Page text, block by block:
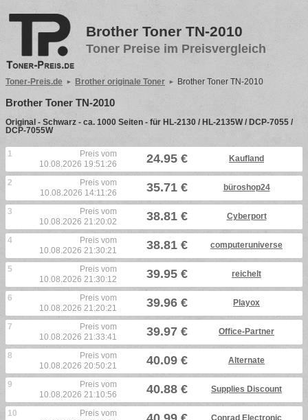
Brother Toner TN-2010
Toner Preise im Preisvergleich
Toner-Preis.de Brother originale Toner Brother Toner TN-2010
Brother Toner TN-2010
Original - Schwarz - ca. 1000 Seiten - für HL-2130 / HL-2135W / DCP-7055 /
DCP-7055W
1
Preis vom
10.08.2026 19:51:26
24.95 € Kaufland
2
Preis vom
10.08.2026 14:11:26
35.71 € büroshop24
3
Preis vom
10.08.2026 21:20:02
38.81 € Cyberport
4
Preis vom
10.08.2026 21:30:21
38.81 € computeruniverse
5
Preis vom
10.08.2026 21:30:12
39.95 € reichelt
6
Preis vom
10.08.2026 21:20:21
39.96 € Playox
7
Preis vom
10.08.2026 21:33:41
39.97 € Office-Partner
8
Preis vom
10.08.2026 20:50:21
40.09 € Alternate
9
Preis vom
10.08.2026 21:10:56
40.88 € Supplies Discount
10
Preis vom
Conrad Electronic